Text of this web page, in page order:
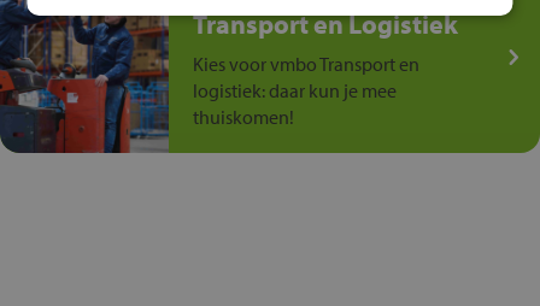
Transport en Logistiek
Kies voor vmbo Transport en
logistiek: daar kun je mee
thuiskomen!